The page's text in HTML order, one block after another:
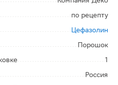
по рецепту
Цефазолин
Порошок
1
Россия